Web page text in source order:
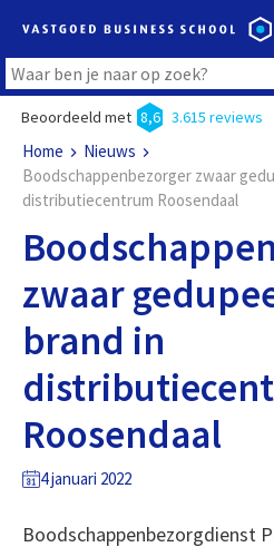
Beoordeeld met 8,6 3.615 reviews
Home
Nieuws
Boodschappenbezorger zwaar
distributiecentrum Roosendaal
zwaar
brand in
Roosendaal
4 januari 2022
Boodschappenbezorgdienst